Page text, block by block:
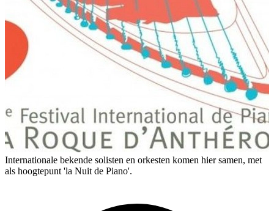
Internationale bekende solisten en orkesten komen hier samen, met
als hoogtepunt 'la Nuit de Piano'.